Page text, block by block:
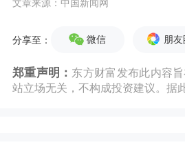
文章来源：中国新闻网
分享至： 微信 朋友
郑重声明： 东方财富发布此内容
站立场无关，不构成投资建议。据